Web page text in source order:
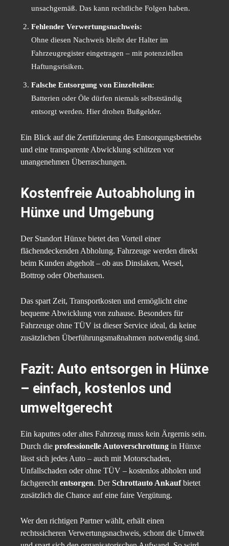
unsachgemäß. Das kann rechtliche Folgen haben.
Fehlender Verwertungsnachweis:
Ohne diesen Nachweis bleibt der Halter im
Fahrzeugregister eingetragen – mit potenziellen
Haftungsrisiken.
Falsche Entsorgung von Einzelteilen:
Batterien oder Öle dürfen niemals selbstständig
entsorgt werden. Hier drohen Bußgelder.
Ein Blick auf die Zertifizierung des Entsorgungsbetriebs
und eine transparente Abwicklung schützen vor
unangenehmen Überraschungen.
Kostenfreie Autoabholung in
Hünxe und Umgebung
Der Standort Hünxe bietet den Vorteil einer
flächendeckenden Abholung. Fahrzeuge werden direkt
beim Kunden abgeholt – ob aus Dinslaken, Wesel,
Bottrop oder Oberhausen.
Das spart Zeit, Transportkosten und ermöglicht eine
bequeme Abwicklung von zuhause. Besonders für
Fahrzeuge ohne TÜV ist dieser Service ideal, da keine
zusätzlichen Überführungsmaßnahmen notwendig sind.
Fazit: Auto entsorgen in Hünxe
– einfach, kostenlos und
umweltgerecht
Ein kaputtes oder altes Fahrzeug muss kein Ärgernis sein.
Durch die professionelle Autoverschrottung in Hünxe
lässt sich jedes Auto – auch mit Motorschaden,
Unfallschaden oder ohne TÜV – kostenlos abholen und
fachgerecht entsorgen. DerSchrottauto Ankaufbietet
zusätzlich die Chance auf eine faire Vergütung.
Wer den richtigen Partner wählt, erhält einen
rechtssicheren Verwertungsnachweis, schont die Umwelt